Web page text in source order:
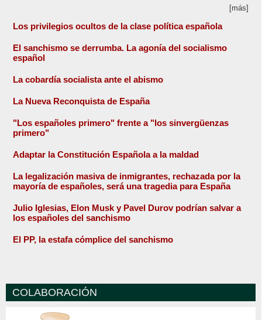
[más]
Los privilegios ocultos de la clase política española
El sanchismo se derrumba. La agonía del socialismo
español
La cobardía socialista ante el abismo
La Nueva Reconquista de España
"Los españoles primero" frente a "los sinvergüenzas
primero"
Adaptar la Constitución Española a la maldad
La legalización masiva de inmigrantes, rechazada por la
mayoría de españoles, será una tragedia para España
Julio Iglesias, Elon Musk y Pavel Durov podrían salvar a
los españoles del sanchismo
El PP, la estafa cómplice del sanchismo
COLABORACIÓN